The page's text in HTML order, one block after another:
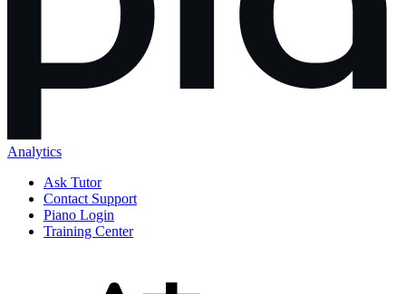
Analytics
Ask Tutor
Contact Support
Piano Login
Training Center